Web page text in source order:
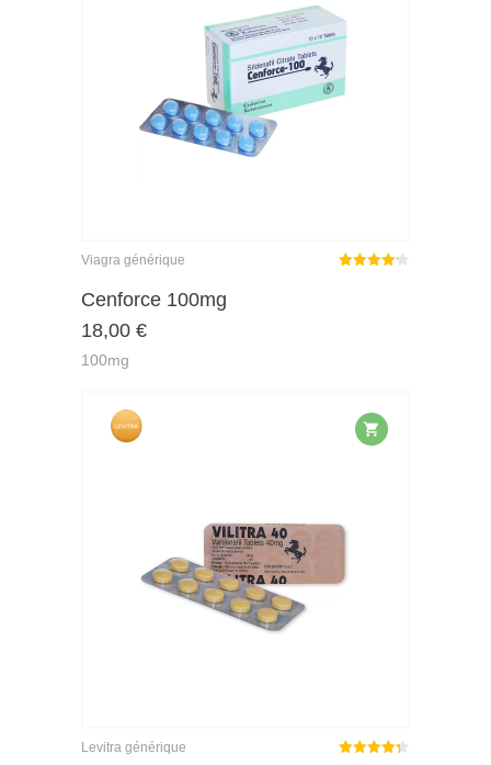
Viagra générique
Cenforce 100mg
18,00 €
100mg
Levitra générique